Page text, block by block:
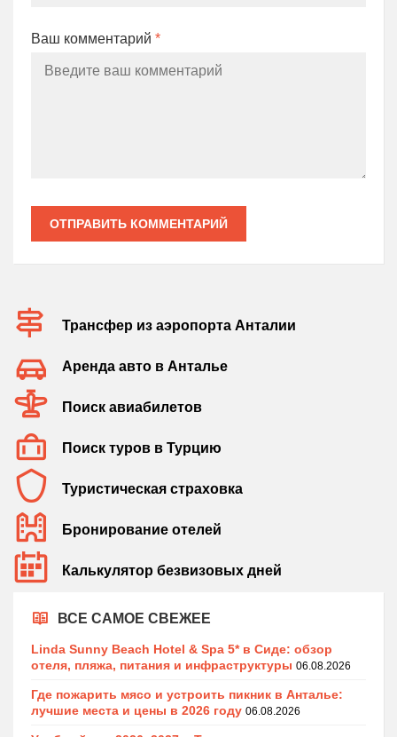
Ваш комментарий *
ОТПРАВИТЬ КОММЕНТАРИЙ
Трансфер из аэропорта Анталии
Аренда авто в Анталье
Поиск авиабилетов
Поиск туров в Турцию
Туристическая страховка
Бронирование отелей
Калькулятор безвизовых дней
ВСЕ САМОЕ СВЕЖЕЕ
Linda Sunny Beach Hotel & Spa 5* в Сиде: обзор
отеля, пляжа, питания и инфраструктуры 06.08.2026
Где пожарить мясо и устроить пикник в Анталье:
лучшие места и цены в 2026 году 06.08.2026